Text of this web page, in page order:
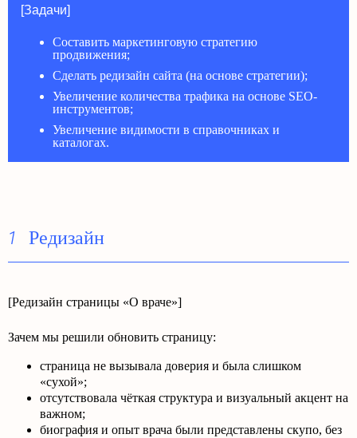
[Задачи]
Составить маркетинговую стратегию
продвижения;
Сделать редизайн сайта (на основе стратегии);
Увеличение количества трафика на основе SEO-
инструментов;
Увеличение видимости в справочниках и
каталогах.
1 Редизайн
[Редизайн страницы «О враче»]
Зачем мы решили обновить страницу:
страница не вызывала доверия и была слишком
«сухой»;
отсутствовала чёткая структура и визуальный акцент на
важном;
биография и опыт врача были представлены скупо, без